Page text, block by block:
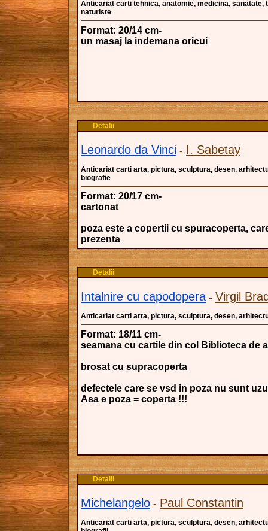
Anticariat carti tehnica, anatomie, medicina, sanatate,
naturiste
Format: 20/14 cm-
un masaj la indemana oricui
Detalii
Leonardo da Vinci - I. Sabetay
Anticariat carti arta, pictura, sculptura, desen,
biografie
Format: 20/17 cm-
cartonat
poza este a copertii cu spuracoperta,
prezenta
Detalii
Intalnire cu capodopera- Virgil
Anticariat carti arta, pictura, sculptura, desen,
Format: 18/11 cm-
seamana cu cartile din col Biblioteca de
brosat cu supracoperta
defectele care se vsd in poza nu sunt
Asa e poza = coperta !!!
Detalii
Michelangelo - Paul Constantin
Anticariat carti arta, pictura, sculptura, desen,